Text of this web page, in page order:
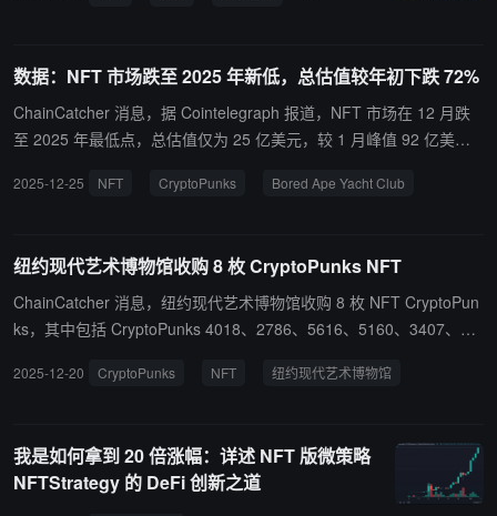
数据：NFT 市场跌至 2025 年新低，总估值较年初下跌 72%
ChainCatcher 消息，据 Cointelegraph 报道，NFT 市场在 12 月跌
至 2025 年最低点，总估值仅为 25 亿美元，较 1 月峰值 92 亿美元
量持续减少，卖家数量首次自 2021 年 4 月以来跌破 10 万。 主流蓝
健，新晋项目 Sports Rollbots 成功挤入市值前十，底价达 5,800 美
元，总估值超 5,800 万美元，取代了 Mutant Ape Yacht Club 的位
置。
2025-12-25 NFT CryptoPunks Bored Ape Yacht Club
纽约现代艺术博物馆收购 8 枚 CryptoPunks NFT
ChainCatcher 消息，纽约现代艺术博物馆收购 8 枚 NFT CryptoPun
ks，其中包括 CryptoPunks 4018、2786、5616、5160、3407、71
2025-12-20 CryptoPunks NFT 纽约现代艺术博物馆
我是如何拿到 20 倍涨幅：详述 NFT 版微策略
NFTStrategy 的 DeFi 创新之道